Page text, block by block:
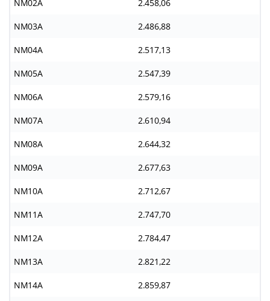
NM02A 2.458,06
NM03A 2.486,88
NM04A 2.517,13
NM05A 2.547,39
NM06A 2.579,16
NM07A 2.610,94
NM08A 2.644,32
NM09A 2.677,63
NM10A 2.712,67
NM11A 2.747,70
NM12A 2.784,47
NM13A 2.821,22
NM14A 2.859,87